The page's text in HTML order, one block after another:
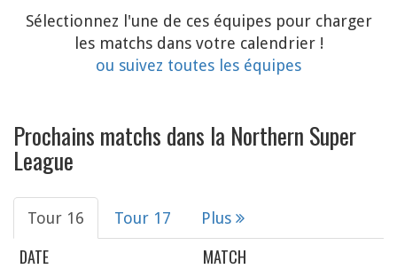
Sélectionnez l'une de ces équipes pour charger
les matchs dans votre calendrier !
ou suivez toutes les équipes
Prochains matchs dans la Northern Super
League
Tour 16 Tour 17 Plus
DATE MATCH